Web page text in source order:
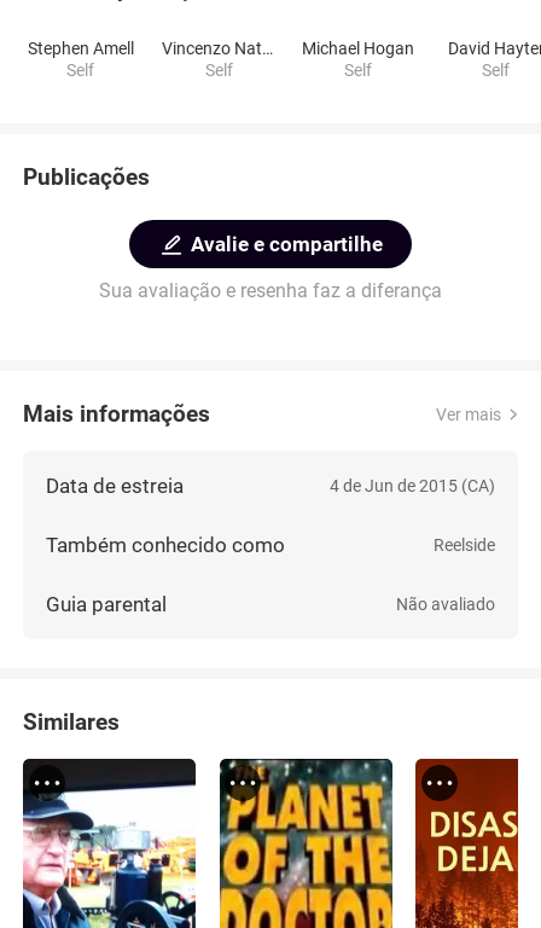
Stephen Amell
Self
Vincenzo Natali
Self
Michael Hogan
Self
David
Self
Publicações
Avalie e compartilhe
Sua avaliação e resenha faz a diferança
Mais informações Ver mais
Data de estreia 4 de Jun de 2015 (CA)
Também conhecido como Reelside
Guia parental Não avaliado
Similares